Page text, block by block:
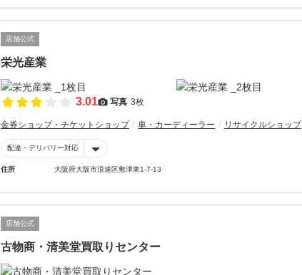
店舗公式
栄光産業
3.01 写真 3枚
金券ショップ・チケットショップ 車・カーディーラー リサイクルショップ
配達・デリバリー対応
住所 大阪府大阪市浪速区敷津東1-7-13
店舗公式
古物商・清美堂買取りセンター